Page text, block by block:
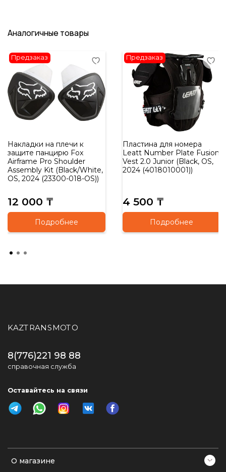
Аналогичные товары
Предзаказ
Накладки на плечи к
защите панцирю Fox
Airframe Pro Shoulder
Assembly Kit (Black/White,
OS, 2024 (23300-018-OS))
12 000 ₸
Подробнее
Предзаказ
Пластина для номера
Leatt Number Plate Fusion
Vest 2.0 Junior (Black, OS,
2024 (4018010001))
4 500 ₸
Подробнее
О магазине
KAZTRANSMOTO
8(776)221 98 88
справочная служба
Оставайтесь на связи